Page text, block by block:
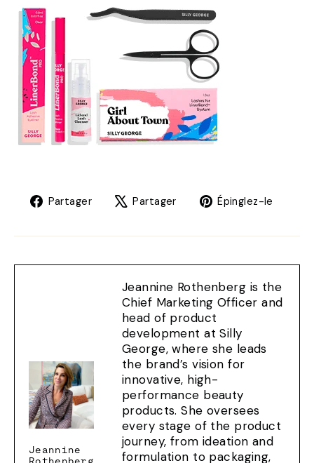
Partager
PartagerPartager
TweetÉpinglez-le
Jeannine
Rothenberg
Jeannine Rothenberg is the
Chief Marketing Officer and
head of product
development at Silly
George, where she leads
the brand’s vision for
innovative, high-
performance beauty
products. She oversees
every stage of the product
journey, from ideation and
formulation to packaging,